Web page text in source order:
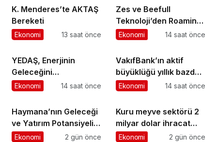
K. Menderes’te AKTAŞ
Bereketi
Ekonomi 13 saat önce
Zes ve Beefull
Teknoloji’den Roaming
İş Birliği
Ekonomi 14 saat önce
YEDAŞ, Enerjinin
Geleceğini
Şekillendirecek Genç
Ekonomi 14 saat önce
VakıfBank’ın aktif
büyüklüğü yıllık bazda
yüzde 28 artışla 5,8
Ekonomi 14 saat önce
Haymana’nın Geleceği
ve Yatırım Potansiyeli
Masaya Yatırıldı
Ekonomi 2 gün önce
Kuru meyve sektörü 2
milyar dolar ihracat
hedefi için Ankara’dan
Ekonomi 2 gün önce